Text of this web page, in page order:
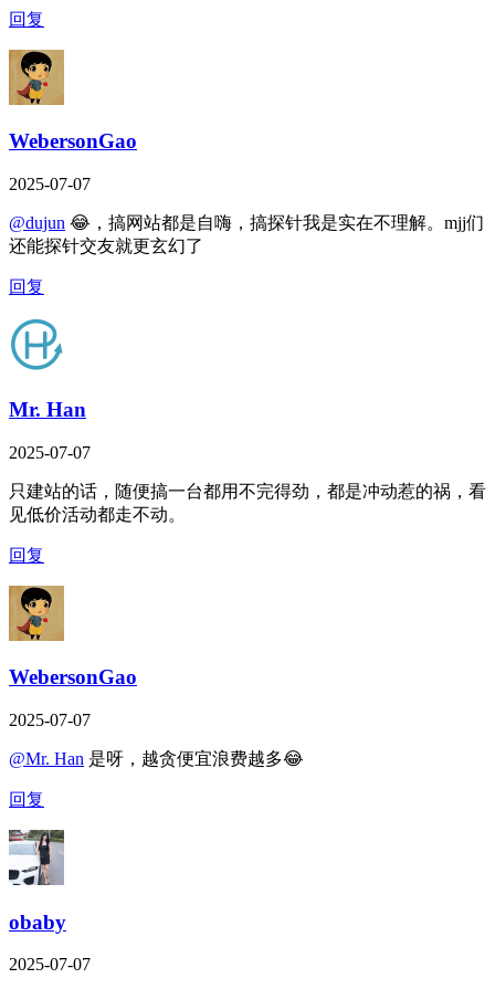
回复
WebersonGao
2025-07-07
@dujun 😂，搞网站都是自嗨，搞探针我是实在不理解。mjj们
还能探针交友就更玄幻了
回复
Mr. Han
2025-07-07
只建站的话，随便搞一台都用不完得劲，都是冲动惹的祸，看
见低价活动都走不动。
回复
WebersonGao
2025-07-07
@Mr. Han 是呀，越贪便宜浪费越多😂
回复
obaby
2025-07-07